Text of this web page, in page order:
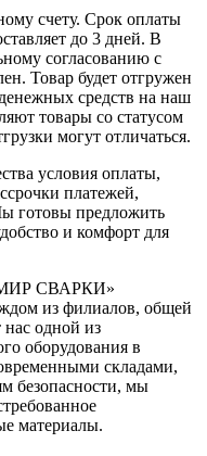
счету. Срок оплаты
до 3 дней. В
согласованию с
Товар будет отгружен
средств на наш
товары со статусом
могут отличаться.
условия оплаты,
платежей,
готовы предложить
и комфорт для
СВАРКИ»
из филиалов, общей
одной из
оборудования в
складами,
безопасности, мы
материалы.